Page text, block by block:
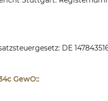
DE
GewO::